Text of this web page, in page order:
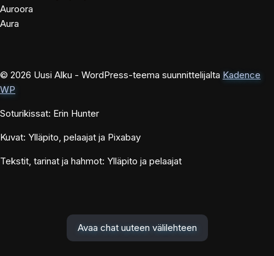
Auroora
Aura
© 2026 Uusi Alku - WordPress-teema suunnittelijalta Kadence
WP
Soturikissat: Erin Hunter
Kuvat: Ylläpito, pelaajat ja Pixabay
Tekstit, tarinat ja hahmot: Ylläpito ja pelaajat
Avaa chat uuteen välilehteen